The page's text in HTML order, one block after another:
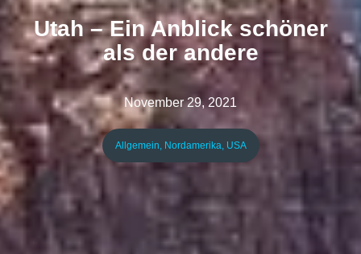
Utah – Ein Anblick schöner
als der andere
November 29, 2021
Allgemein, Nordamerika, USA